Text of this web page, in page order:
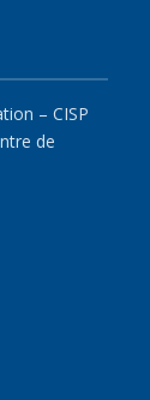
– CISP
de